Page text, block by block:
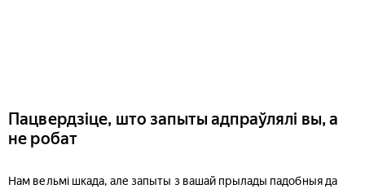
Пацвердзіце, што запыты адпраўлялі вы, а
не робат
Нам вельмі шкада, але запыты з вашай прылады падобныя да